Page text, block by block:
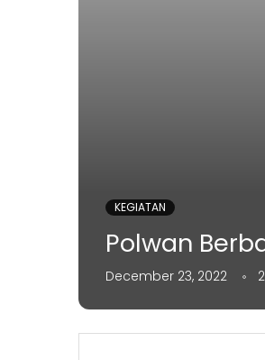
KEGIATAN
Polwan
December 23, 2022